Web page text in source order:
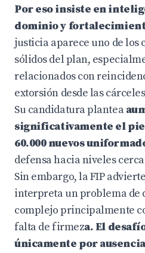
Por eso insiste en
dominio y
justicia aparece uno de los
sólidos del plan,
relacionados con
extorsión desde las
Su candidatura plantea
significativamente el
60.000 nuevos
defensa hacia niveles
Sin embargo, la FIP
interpreta un problema de
complejo principalmente
falta de firmeza. El
únicamente por